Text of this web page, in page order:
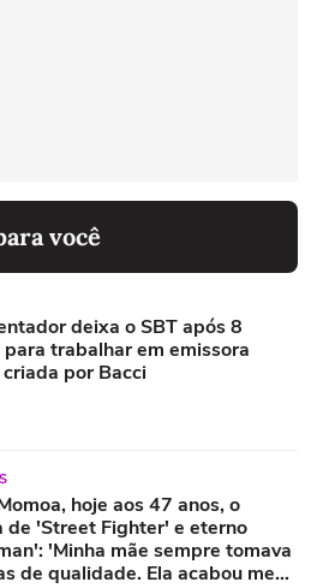
você
deixa o SBT após 8
para trabalhar em emissora
por Bacci
hoje aos 47 anos, o
de 'Street Fighter' e eterno
'Minha mãe sempre tomava
de qualidade. Ela acabou me